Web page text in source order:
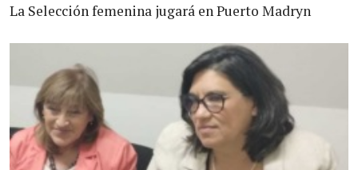
La Selección femenina jugará en Puerto Madryn